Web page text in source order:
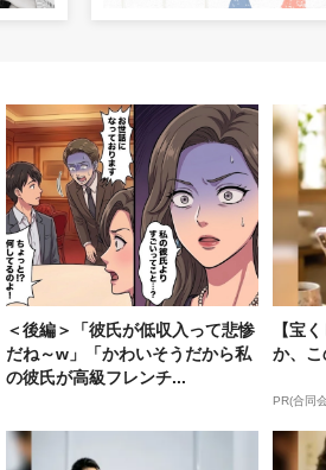
＜後編＞「彼氏が低収入って悲惨
だね～w」「かわいそうだから私
の彼氏が高級フレンチ...
【宝
か、
PR(合同